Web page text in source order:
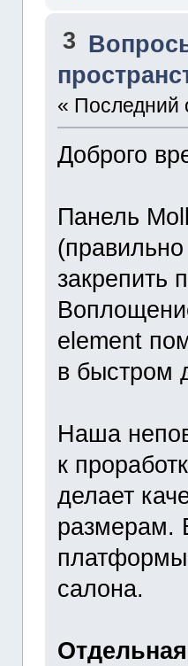
3
« Последний
Доброго
Панель
закрепить
element
в быстром
Наша
к
делает
размерам.
платформы
салона.